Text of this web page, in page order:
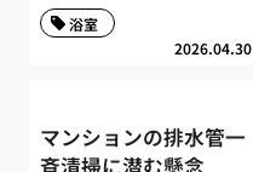
2026.04.30
浴室
マンションの排水管一
斉清掃に潜む懸念